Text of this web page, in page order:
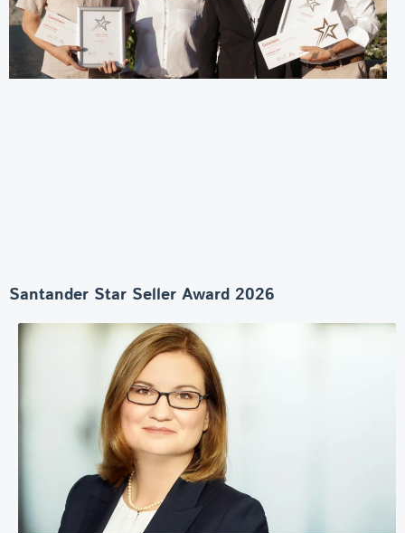
Santander Star Seller Award 2026